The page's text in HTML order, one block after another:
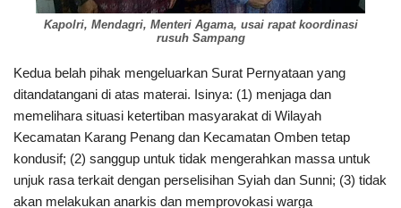
Kapolri, Mendagri, Menteri Agama, usai rapat koordinasi
rusuh Sampang
Kedua belah pihak mengeluarkan Surat Pernyataan yang
ditandatangani di atas materai. Isinya: (1) menjaga dan
memelihara situasi ketertiban masyarakat di Wilayah
Kecamatan Karang Penang dan Kecamatan Omben tetap
kondusif; (2) sanggup untuk tidak mengerahkan massa untuk
unjuk rasa terkait dengan perselisihan Syiah dan Sunni; (3) tidak
akan melakukan anarkis dan memprovokasi warga